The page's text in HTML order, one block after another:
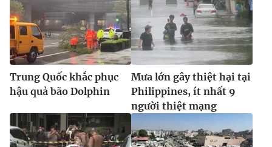
Trung Quốc khắc phục
hậu quả bão Dolphin
Mưa lớn gây thiệt hại tại
Philippines, ít nhất 9
người thiệt mạng